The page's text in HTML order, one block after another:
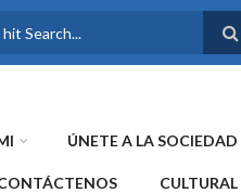
DE
ÚNETE A LA SOCIEDAD
CULTURAL